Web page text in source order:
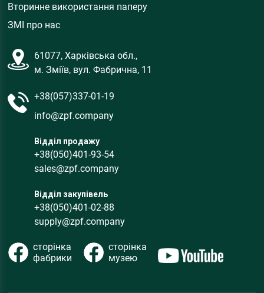
Вторинне використання паперу
ЗМІ про нас
61077, Харківська обл.,
м. Зміїв, вул. Фабрична, 11
+38(057)337-01-19
info@zpf.company
Відділ продажу
+38(050)401-93-54
sales@zpf.company
Відділ закупівель
+38(050)401-02-88
supply@zpf.company
сторінка
фабрики
сторінка
музею